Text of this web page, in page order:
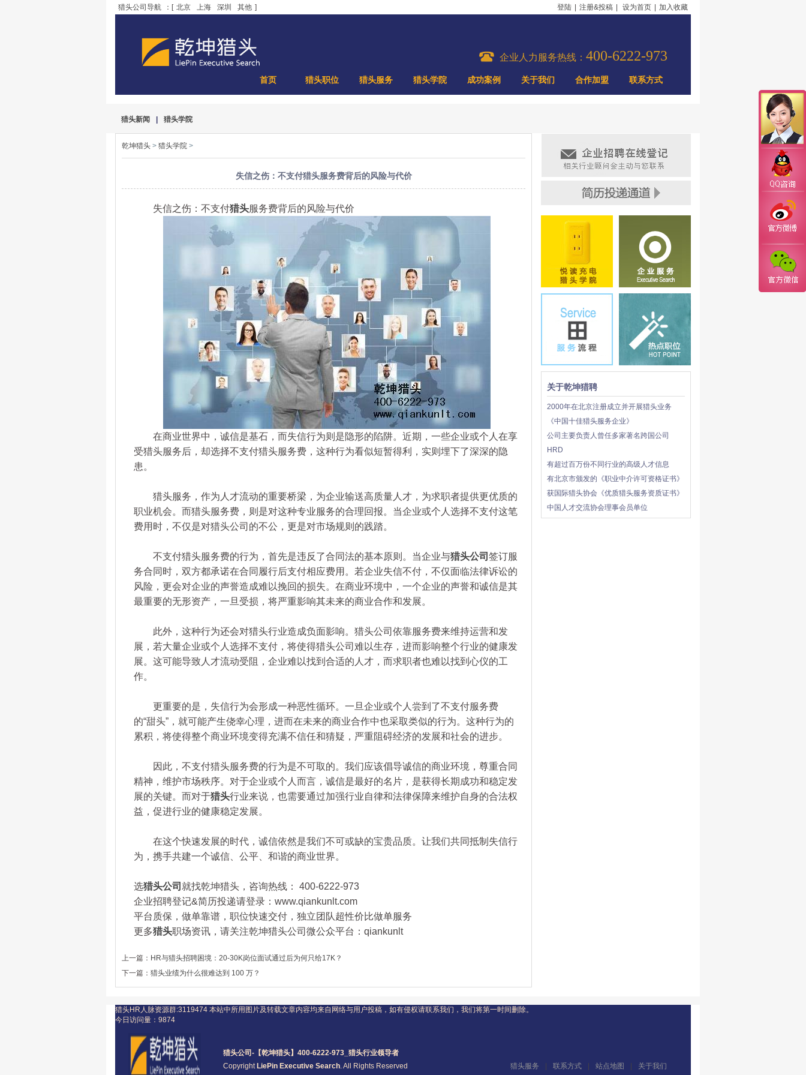
猎头公司导航 ：[ 北京 上海 深圳 其他 ] 登陆 注册&投稿 设为首页 加入收藏
企业人力服务热线： 400-6222-973
首页 猎头职位 猎头服务 猎头学院 成功案例 关于我们 合作加盟 联系方式
猎头新闻 猎头学院
乾坤猎头 > 猎头学院 >
失信之伤：不支付猎头服务费背后的风险与代价
失信之伤：不支付猎头服务费背后的风险与代价
在商业世界中，诚信是基石，而失信行为则是隐形的陷阱。近期，一些企业或个人在享
受猎头服务后，却选择不支付猎头服务费，这种行为看似短暂得利，实则埋下了深深的隐
患。
猎头服务，作为人才流动的重要桥梁，为企业输送高质量人才，为求职者提供更优质的
职业机会。而猎头服务费，则是对这种专业服务的合理回报。当企业或个人选择不支付这笔
费用时，不仅是对猎头公司的不公，更是对市场规则的践踏。
不支付猎头服务费的行为，首先是违反了合同法的基本原则。当企业与猎头公司 签订服
务合同时，双方都承诺在合同履行后支付相应费用。若企业失信不付，不仅面临法律诉讼的
风险，更会对企业的声誉造成难以挽回的损失。在商业环境中，一个企业的声誉和诚信是其
最重要的无形资产，一旦受损，将严重影响其未来的商业合作和发展。
此外，这种行为还会对猎头行业造成负面影响。猎头公司依靠服务费来维持运营和发
展，若大量企业或个人选择不支付，将使得猎头公司难以生存，进而影响整个行业的健康发
展。这可能导致人才流动受阻，企业难以找到合适的人才，而求职者也难以找到心仪的工
作。
更重要的是，失信行为会形成一种恶性循环。一旦企业或个人尝到了不支付服务费
的“甜头”，就可能产生侥幸心理，进而在未来的商业合作中也采取类似的行为。这种行为的
累积，将使得整个商业环境变得充满不信任和猜疑，严重阻碍经济的发展和社会的进步。
因此，不支付猎头服务费的行为是不可取的。我们应该倡导诚信的商业环境，尊重合同
精神，维护市场秩序。对于企业或个人而言，诚信是最好的名片，是获得长期成功和稳定发
展的关键。而对于猎头行业来说，也需要通过加强行业自律和法律保障来维护自身的合法权
益，促进行业的健康稳定发展。
在这个快速发展的时代，诚信依然是我们不可或缺的宝贵品质。让我们共同抵制失信行
为，携手共建一个诚信、公平、和谐的商业世界。
选猎头公司 就找乾坤猎头，咨询热线： 400-6222-973
企业招聘登记&简历投递请登录：www.qiankunlt.com
平台质保，做单靠谱，职位快速交付，独立团队超性价比做单服务
更多猎头职场资讯，请关注乾坤猎头公司微公众平台：qiankunlt
上一篇： HR与猎头招聘困境：20-30K岗位面试通过后为何只给17K？
下一篇： 猎头业绩为什么很难达到 100 万？
关于乾坤猎聘
2000年在北京注册成立并开展猎头业务
《中国十佳猎头服务企业》
公司主要负责人曾任多家著名跨国公司
HRD
有超过百万份不同行业的高级人才信息
有北京市颁发的《职业中介许可资格证书》
获国际猎头协会《优质猎头服务资质证书》
中国人才交流协会理事会员单位
猎头公司 -【乾坤猎头】400-6222-973_ 猎头行业领导者
Copyright LiePin Executive Search. All Rights Reserved 猎头服务 联系方式 站点地图 关于我们
猎头HR人脉资源群:3119474 本站中所用图片及转载文章内容均来自网络与用户投稿，如有侵权请联系我们，我们将第一时间删除。
今日访问量： 9874